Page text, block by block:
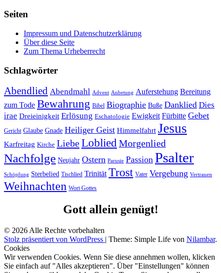
Seiten
Impressum und Datenschutzerklärung
Über diese Seite
Zum Thema Urheberrecht
Schlagwörter
Abendlied Abendmahl Advent Anbetung Auferstehung Bereitung
zum Tode Bewahrung Bibel Biographie Buße Danklied Dies
irae Dreieinigkeit Erlösung Eschatologie Ewigkeit Fürbitte Gebet
Gericht Glaube Gnade Heiliger Geist Himmelfahrt Jesus
Karfreitag Kirche LiebeLobliedMorgenlied
Nachfolge Neujahr Ostern Parusie Passion Psalter
Schöpfung Sterbelied Tischlied Trinität Trost Vater Vergebung Vertrauen
Weihnachten Wort Gottes
Gott allein genügt!
© 2026 Alle Rechte vorbehalten
Stolz präsentiert von WordPress | Theme: Simple Life von Nilambar.
Cookies
Wir verwenden Cookies. Wenn Sie diese annehmen wollen, klicken
Sie einfach auf "Alles akzeptieren". Über "Einstellungen" können